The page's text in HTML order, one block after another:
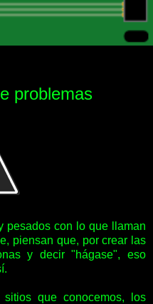
problemas
pesados con lo que llaman
piensan que, por crear las
y decir "hágase", eso
que conocemos, los